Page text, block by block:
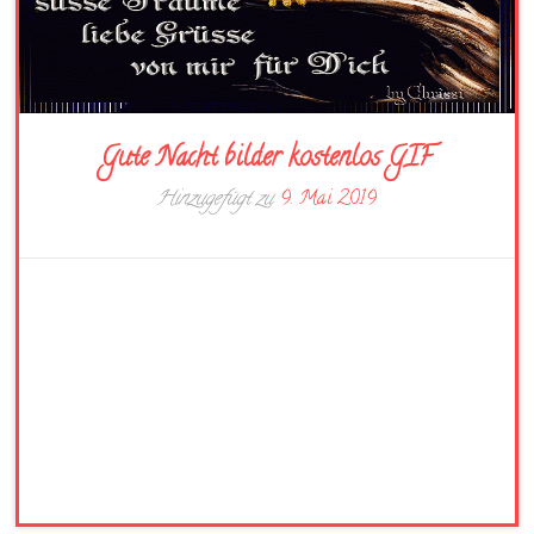
Gute Nacht bilder kostenlos GIF
Hinzugefügt zu9. Mai 2019